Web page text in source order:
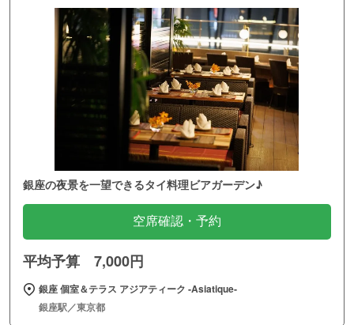
銀座の夜景を一望できるタイ料理ビアガーデン♪
空席確認・予約
平均予算 7,000円
銀座 個室＆テラス アジアティーク ‐Asiatique‐
銀座駅／東京都